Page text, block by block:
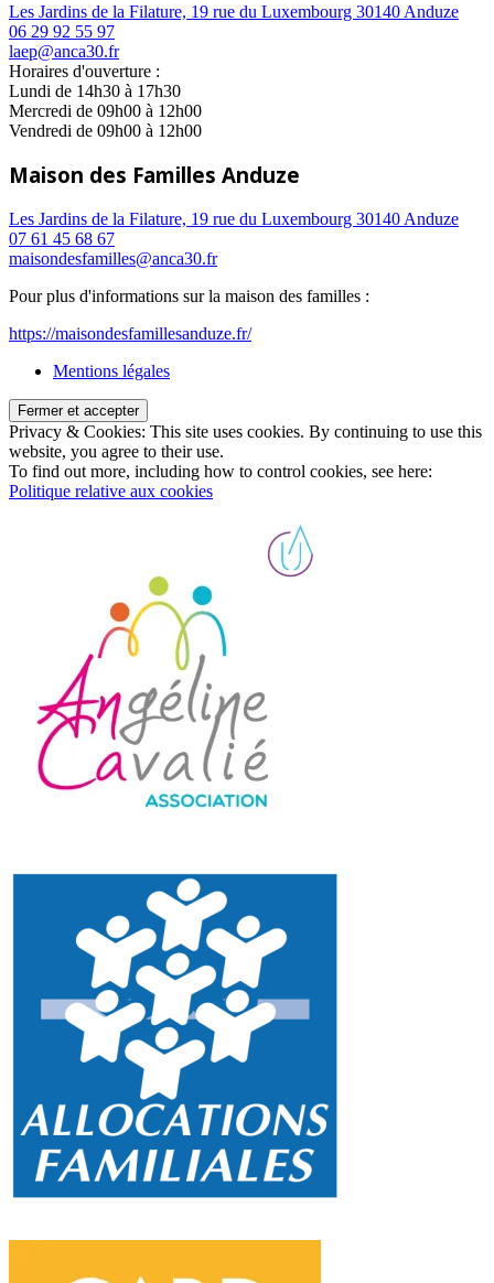
Les Jardins de la Filature, 19 rue du Luxembourg 30140 Anduze
06 29 92 55 97
laep@anca30.fr
Horaires d'ouverture :
Lundi de 14h30 à 17h30
Mercredi de 09h00 à 12h00
Vendredi de 09h00 à 12h00
Maison des Familles Anduze
Les Jardins de la Filature, 19 rue du Luxembourg 30140 Anduze
07 61 45 68 67
maisondesfamilles@anca30.fr
Pour plus d'informations sur la maison des familles :
https://maisondesfamillesanduze.fr/
Mentions légales
Privacy & Cookies: This site uses cookies. By continuing to use this
website, you agree to their use.
To find out more, including how to control cookies, see here:
Politique relative aux cookies